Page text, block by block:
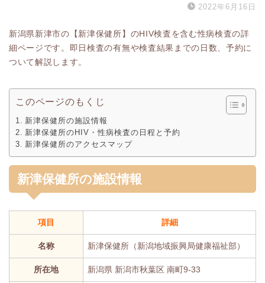
2022年6月16日
新潟県新津市の【新津保健所】のHIV検査を含む性病検査の詳
細ページです。即日検査の有無や検査結果までの日数、予約に
ついて解説します。
このページのもくじ
新津保健所の施設情報
新津保健所のHIV・性病検査の日程と予約
新津保健所のアクセスマップ
新津保健所の施設情報
項目 詳細
名称 新津保健所（新潟地域振興局健康福祉部）
所在地 新潟県 新潟市秋葉区 南町9-33